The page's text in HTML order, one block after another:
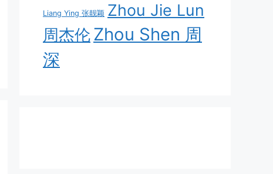
Liang Ying 张靓颖 Zhou Jie Lun
周杰伦Zhou Shen 周
深